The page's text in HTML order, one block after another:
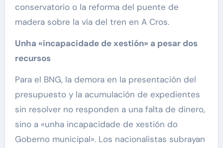
conservatorio o la reforma del puente de
madera sobre la vía del tren en A Cros.
Unha «incapacidade de xestión» a pesar dos
recursos
Para el BNG, la demora en la presentación del
presupuesto y la acumulación de expedientes
sin resolver no responden a una falta de dinero,
sino a «unha incapacidade de xestión do
Goberno municipal». Los nacionalistas subrayan